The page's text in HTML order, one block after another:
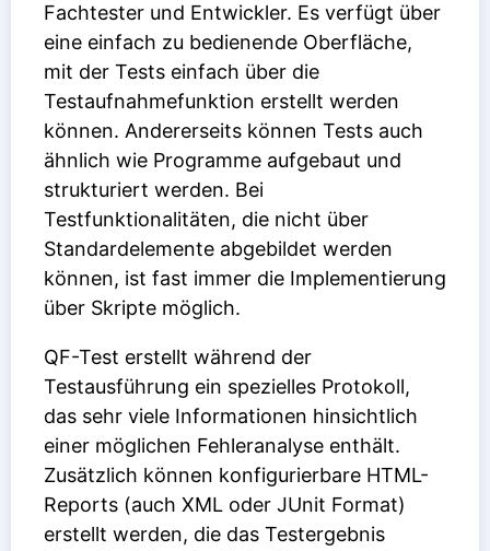
Fachtester und Entwickler. Es verfügt über
eine einfach zu bedienende Oberfläche,
mit der Tests einfach über die
Testaufnahmefunktion erstellt werden
können. Andererseits können Tests auch
ähnlich wie Programme aufgebaut und
strukturiert werden. Bei
Testfunktionalitäten, die nicht über
Standardelemente abgebildet werden
können, ist fast immer die Implementierung
über Skripte möglich.
QF-Test erstellt während der
Testausführung ein spezielles Protokoll,
das sehr viele Informationen hinsichtlich
einer möglichen Fehleranalyse enthält.
Zusätzlich können konfigurierbare HTML-
Reports (auch XML oder JUnit Format)
erstellt werden, die das Testergebnis